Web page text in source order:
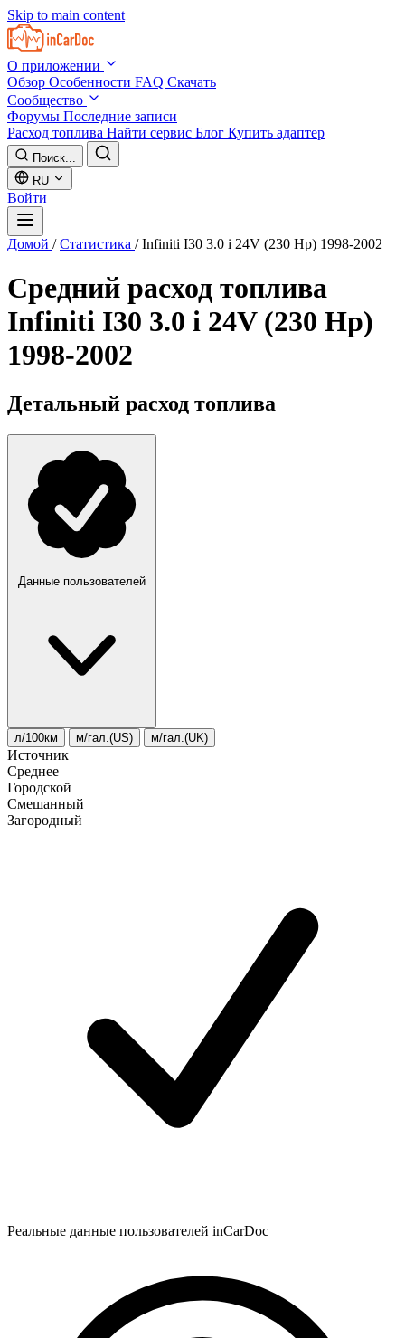
Skip to main content
О приложении
Обзор Особенности FAQ Скачать
Сообщество
Форумы Последние записи
Расход топлива Найти сервис Блог Купить адаптер
Поиск...
RU
Войти
Домой / Статистика / Infiniti I30 3.0 i 24V (230 Hp) 1998-2002
Средний расход топлива
Infiniti I30 3.0 i 24V (230 Hp)
1998-2002
Детальный расход топлива
Данные пользователей
л/100км м/гал.(US) м/гал.(UK)
Источник
Среднее
Городской
Смешанный
Загородный
Реальные данные пользователей inCarDoc